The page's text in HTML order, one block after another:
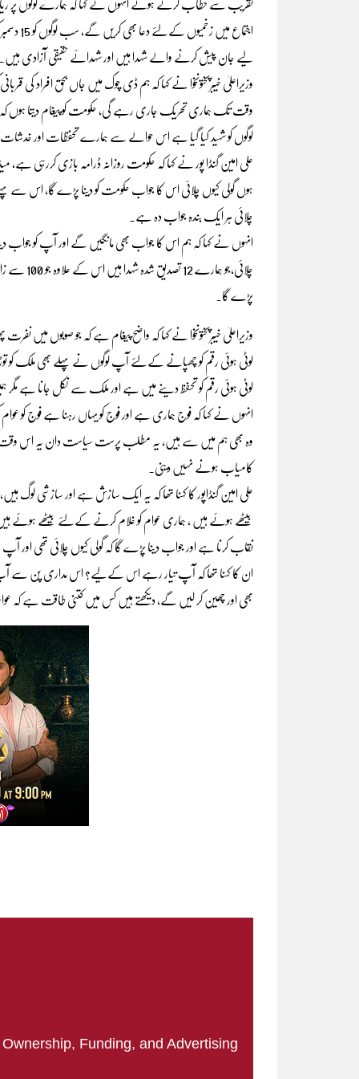
لیے جان پیش کرنے والے شہدا ہیں اور شہدائے حقیقی آزادی
وزیراعلیٰ خیبرپختونخوا نے کہا کہ ہم ڈی چوک میں جاں بحق
وقت تک ہماری تحریک جاری رہے گی، حکومت کو پیغام دیتا ہوں
لوگوں کو شہید کیا گیا ہے اس حوالے سے ہمارے تحفظات اور
علی امین گنڈا پور نے کہا کہ حکومت روزانہ ڈرامہ بازی کررہی
ہوں گولی کیوں چلائی اس کا جواب حکومت کو دینا پڑے گا، اس سے
چلائی ہر ایک بندہ جواب دہ ہے۔
انہوں نے کہا کہ ہم اس کا جواب بھی مانگیں گے اور آپ کو جواب
پڑے گا۔
وزیراعلیٰ خیبرپختونخوا نے کہا کہ واضح پیغام ہے کہ جو صوبوں
لوٹی ہوئی رقم کو چھپانے کےلئے آپ لوگوں نے پہلے بھی ملک کو
لوٹی ہوئی رقم کو تحفظ دینے میں ہے اور ملک سے نکل جانا ہے مگر
انہوں نے کہا کہ فوج ہماری ہے اور فوج کو یہاں رہنا ہے فوج کو
وہ بھی ہم میں سے ہیں، یہ مطلب پرست سیاست دان یہ اس وقت
کامیاب ہونے نہیں دینی۔
علی امین گنڈاپور کا کہنا تھا کہ یہ ایک سازش ہے اور سازشی
بیٹھے ہوئے ہیں ، ہماری عوام کو غلام کرنے کےلئے بیٹھے
نقاب کرنا ہے اور جواب دینا پڑے گا کہ گولی کیوں چلائی تھی
ان کا کہنا تھا کہ آپ تیار رہے اس کےلیے؟ اس مداری پن سے
بھی اور چھین کر لیں گے، دیکھتے ہیں کس میں کتنی طاقت ہے کہ
Ownership, Funding, and Advertising